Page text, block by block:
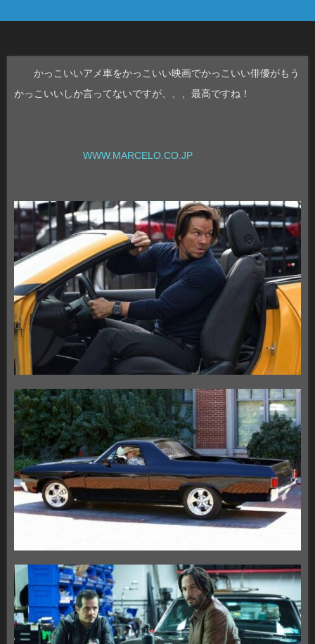
かっこいいアメ車をかっこいい映画でかっこいい俳優がもう
かっこいいしか言ってないですが、、、最高ですね！
WWW.MARCELO.CO.JP